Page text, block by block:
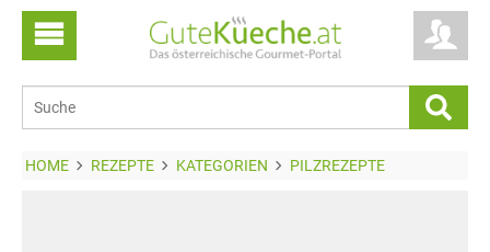
HOME REZEPTE KATEGORIEN PILZREZEPTE